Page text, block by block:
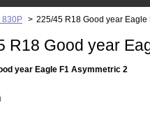
830P > 225/45 R18 Good year Eagle
R18 Good year
year Eagle F1 Asymmetric 2